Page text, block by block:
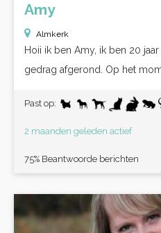
Amy
Almkerk
Hoii ik ben Amy, ik ben 20
gedrag afgerond. Op het
Past op:
2 maanden geleden actief
75% Beantwoorde berichten